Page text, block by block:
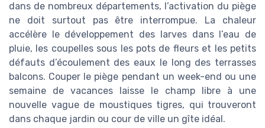
dans de nombreux départements, l’activation du piège
ne doit surtout pas être interrompue. La chaleur
accélère le développement des larves dans l’eau de
pluie, les coupelles sous les pots de fleurs et les petits
défauts d’écoulement des eaux le long des terrasses
balcons. Couper le piège pendant un week-end ou une
semaine de vacances laisse le champ libre à une
nouvelle vague de moustiques tigres, qui trouveront
dans chaque jardin ou cour de ville un gîte idéal.